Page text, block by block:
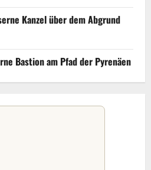
Kanzel über dem Abgrund
Bastion am Pfad der Pyrenäen